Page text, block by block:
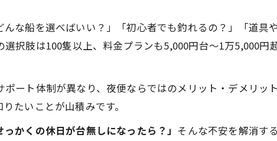
な船を選べばいい？」「初心者でも釣れるの？」「道具
択肢は100隻以上、料金プランも5,000円台～1万5,000
ート体制が異なり、夜便ならではのメリット・デメリッ
たいことが山積みです。
かくの休日が台無しになったら？」 そんな不安を解消す